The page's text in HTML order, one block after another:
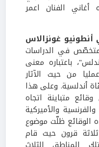
الفنان اعمر
غونزالاس
في الدراسات
باعتباره معنى
من حيث الآثار
أندلسية. وعلى هذا
متباينة اتجاه
والأميركية
الوقائع ظلّت موضوع
قرون حيث قام